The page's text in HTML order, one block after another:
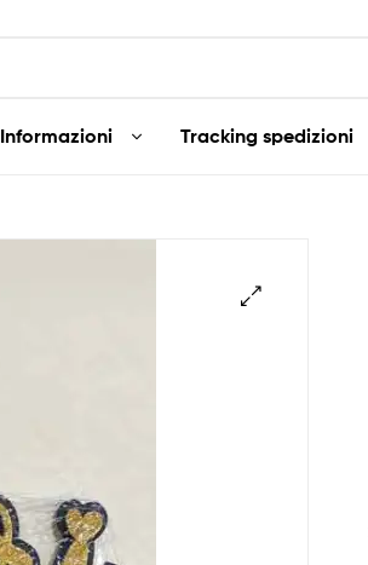
Informazioni Tracking spedizioni